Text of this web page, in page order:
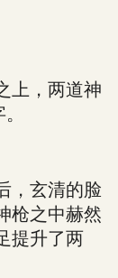
上，两道神
，玄清的脸
枪之中赫然
提升了两